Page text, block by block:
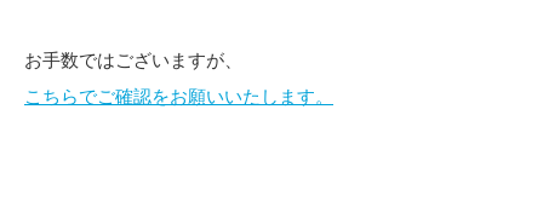
お手数ではございますが、
こちらでご確認をお願いいたします。